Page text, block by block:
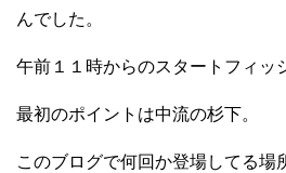
んでした。
午前１１時からのスタートフィッ
最初のポイントは中流の杉下。
このブログで何回か登場してる場